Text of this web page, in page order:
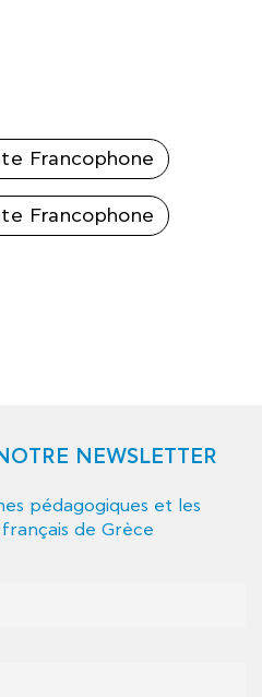
Francophone
Francophone
NEWSLETTER
pédagogiques et les
de Grèce